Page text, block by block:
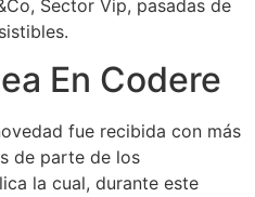
Sector Vip, pasadas de
En Codere
fue recibida con más
de parte de los
la cual, durante este